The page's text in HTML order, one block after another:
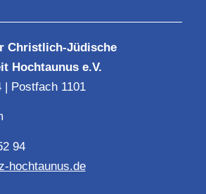
Christlich-Jüdische
Hochtaunus e.V.
| Postfach 1101
94
hochtaunus.de